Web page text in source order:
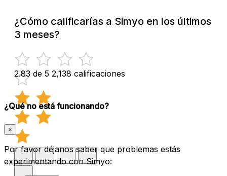
¿Cómo calificarías a Simyo en los últimos
3 meses?
2.83 de 5 2,138 calificaciones
¿Qué no está funcionando?
×
Por favor déjanos saber que problemas estás
experimentando con Simyo: